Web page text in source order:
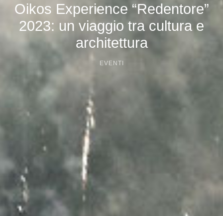
Oikos Experience “Redentore”
2023: un viaggio tra cultura e
architettura
EVENTI